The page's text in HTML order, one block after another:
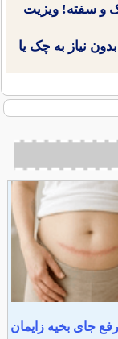
و سفته! ویزیت
نیاز به چک یا
جای بخیه زایمان